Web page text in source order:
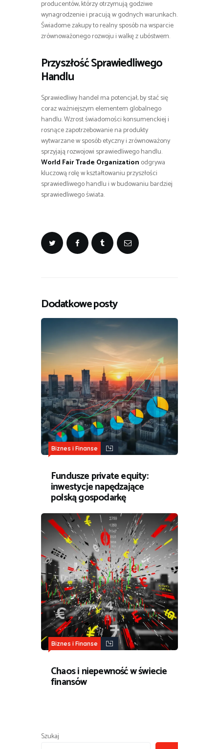
producentów, którzy otrzymują godziwe
wynagrodzenie i pracują w godnych warunkach.
Świadome zakupy to realny sposób na wsparcie
zrównoważonego rozwoju i walkę z ubóstwem.
Przyszłość Sprawiedliwego
Handlu
Sprawiedliwy handel ma potencjał, by stać się
coraz ważniejszym elementem globalnego
handlu. Wzrost świadomości konsumenckiej i
rosnące zapotrzebowanie na produkty
wytwarzane w sposób etyczny i zrównoważony
sprzyjają rozwojowi sprawiedliwego handlu.
World Fair Trade Organization odgrywa
kluczową rolę w kształtowaniu przyszłości
sprawiedliwego handlu i w budowaniu bardziej
sprawiedliwego świata.
Dodatkowe posty
Biznes i Finanse
Fundusze private equity:
inwestycje napędzające
polską gospodarkę
Biznes i Finanse
Chaos i niepewność w świecie
finansów
Szukaj